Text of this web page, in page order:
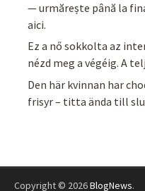
— urmărește până la
aici.
Ez a nő sokkolta az
nézd meg a végéig. A
Den här kvinnan har
frisyr – titta ända till
Copyright © 2026BlogNews.